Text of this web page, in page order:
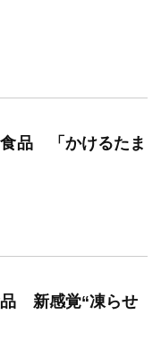
品 「かけるたま
品 新感覚“凍らせ